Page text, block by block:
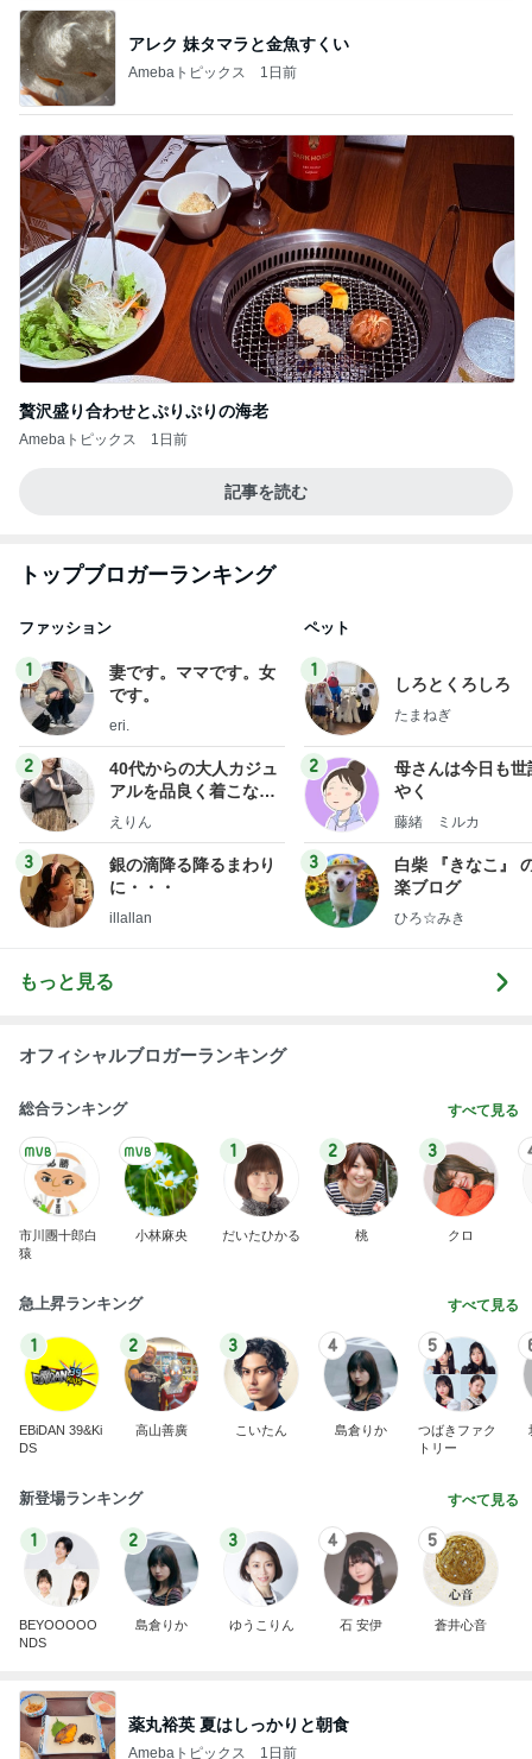
アレク 妹タマラと金魚すくい
Amebaトピックス 1日前
贅沢盛り合わせとぷりぷりの海老
Amebaトピックス 1日前
記事を読む
トップブロガーランキング
ファッション
1
妻です。ママです。女
です。
eri.
2
40代からの大人カジュ
アルを品良く着こなす
ファッションブログ
えりん
3
銀の滴降る降るまわり
に・・・
illallan
ペット
1
しろとくろしろ
たまねぎ
2
母さんは今日も世
やく
藤緒 ミルカ
3
白柴 『きなこ』
楽ブログ
ひろ☆みき
もっと見る
オフィシャルブロガーランキング
総合ランキング すべて見る
市川團十郎白
猿
小林麻央
1
だいたひかる
2
桃
3
クロ
急上昇ランキング すべて見る
1
EBiDAN 39&Ki
DS
2
高山善廣
3
こいたん
4
島倉りか
5
つばきファク
トリー
新登場ランキング すべて見る
1
BEYOOOOO
NDS
2
島倉りか
3
ゆうこりん
4
石 安伊
5
蒼井心音
薬丸裕英 夏はしっかりと朝食
Amebaトピックス 1日前